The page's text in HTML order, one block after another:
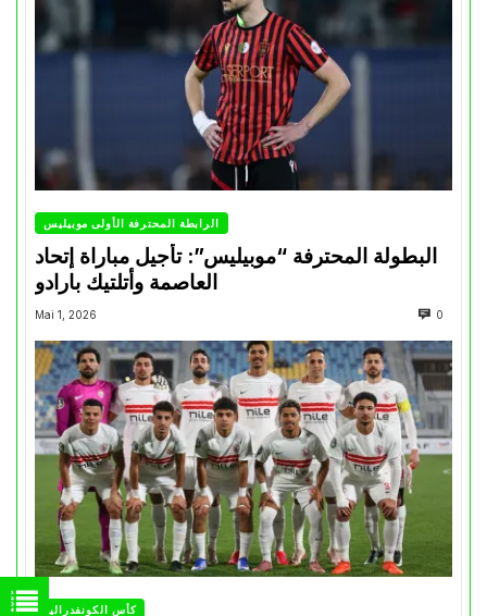
الرابطة المحترفة الأولى موبيليس
البطولة المحترفة “موبيليس”: تأجيل مباراة إتحاد
العاصمة وأتلتيك بارادو
Mai 1, 2026 0
كأس الكونفدرالية